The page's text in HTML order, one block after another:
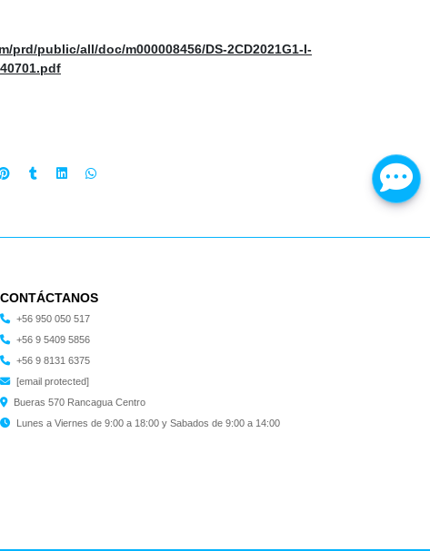
public/all/doc/m000008456/DS-2CD2021G1-I-
CONTÁCTANOS
+56 950 050 517
+56 9 5409 5856
+56 9 8131 6375
[email protected]
Bueras 570 Rancagua Centro
Lunes a Viernes de 9:00 a 18:00 y Sabados de 9:00 a 14:00